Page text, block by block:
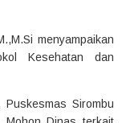
menyampaikan
Kesehatan dan
Puskesmas Sirombu